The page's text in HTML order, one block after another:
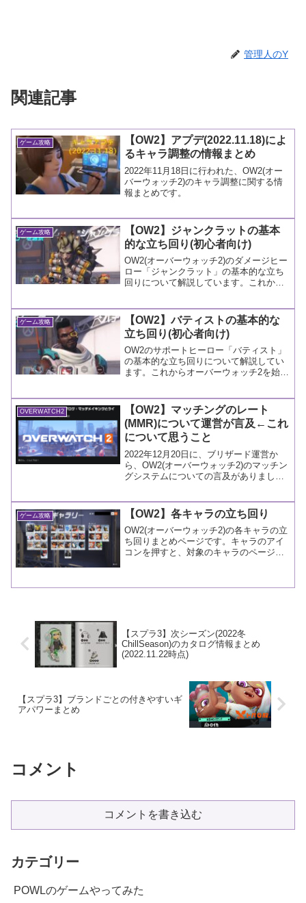
管理人のY
関連記事
ゲーム攻略
【OW2】アプデ(2022.11.18)によ
るキャラ調整の情報まとめ
2022年11月18日に行われた、OW2(オー
バーウォッチ2)のキャラ調整に関する情
報まとめです。
ゲーム攻略
【OW2】ジャンクラットの基本
的な立ち回り(初心者向け)
OW2(オーバーウォッチ2)のダメージヒー
ロー「ジャンクラット」の基本的な立ち
回りについて解説しています。これから
い。
ゲーム攻略
【OW2】バティストの基本的な
立ち回り(初心者向け)
OW2のサポートヒーロー「バティスト」
の基本的な立ち回りについて解説してい
ます。これからオーバーウォッチ2を始め
OVERWATCH2
【OW2】マッチングのレート
(MMR)について運営が言及←これ
について思うこと
2022年12月20日に、ブリザード運営か
ら、OW2(オーバーウォッチ2)のマッチン
グシステムについての言及がありまし
ゲーム攻略 【OW2】各キャラの立ち回り
OW2(オーバーウォッチ2)の各キャラの立
ち回りまとめページです。キャラのアイ
コンを押すと、対象のキャラのページに
【スプラ3】次シーズン(2022冬
ChillSeason)のカタログ情報まとめ
(2022.11.22時点)
【スプラ3】ブランドごとの付きやすいギ
アパワーまとめ
コメント
コメントを書き込む
カテゴリー
POWLのゲームやってみた